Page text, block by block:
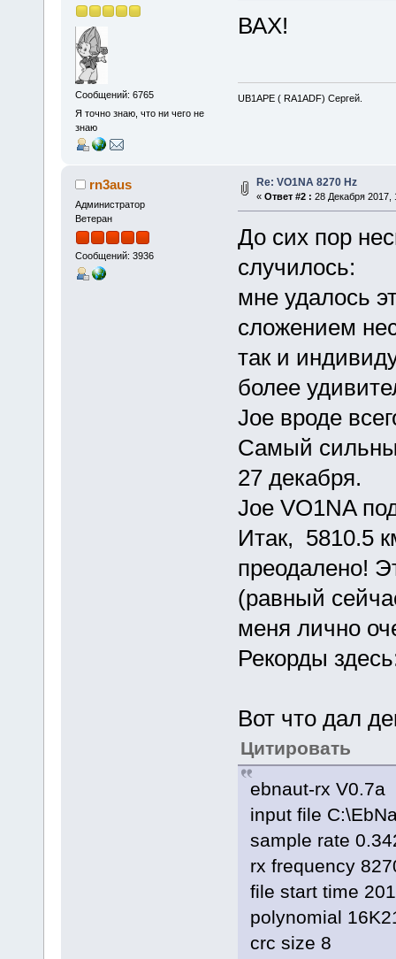
Сообщений: 6765
Я точно знаю, что ни чего не
знаю
ВАХ!
UB1APE ( RA1ADF) Сергей.
rn3aus
Администратор
Ветеран
Сообщений: 3936
Re: VO1NA 8270 Hz
« Ответ #2 : 28 Декабря 2017,
До сих пор
случилось:
мне удалось
сложением
так и
более
Joe вроде
Самый
27 декабря.
Joe VO1NA
Итак, 5810.5
преодалено!
(равный
меня лично
Рекорды
Вот что дал
Цитировать
ebnaut-rx V0.7a
input file
sample rate
rx frequency
file start time
polynomial
crc size 8